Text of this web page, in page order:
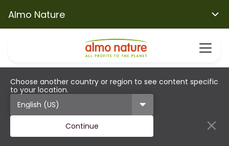
Almo Nature
Choose another country or region to see content specific
to your location.
Continue